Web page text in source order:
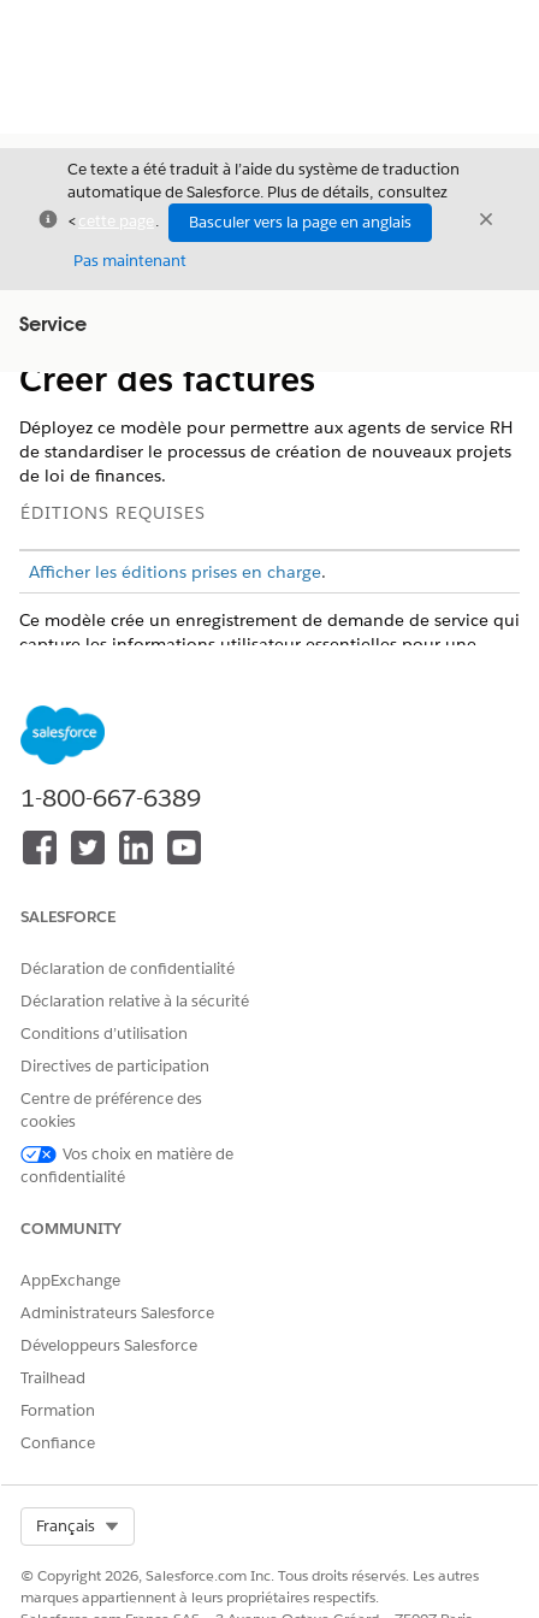
Fermer
Ce texte a été traduit à l’aide du système de traduction
automatique de Salesforce. Plus de détails, consultez
<cette page .
Basculer vers la page en anglais
Pas maintenant
Fermer
Service
Créer des factures
Déployez ce modèle pour permettre aux agents de service RH
de standardiser le processus de création de nouveaux projets
de loi de finances.
ÉDITIONS REQUISES
Afficher les éditions prises en charge.
Ce modèle crée un enregistrement de demande de service qui
capture les informations utilisateur essentielles pour une
Attributs d'admission
suivants de l'employé : ID d'objectif, Origine de la requête,
Objet.
Ce modèle inclut une intégration préconfigurée via le
des données financières. Les parcours d'approbation
personnalisés ou les règles d'acheminement peuvent être
Dites-nous ce que nous pouvons améliorer !
1-800-667-6389
SALESFORCE
Déclaration de confidentialité
Déclaration relative à la sécurité
Conditions d’utilisation
Directives de participation
Centre de préférence des
cookies
Vos choix en matière de
confidentialité
COMMUNITY
AppExchange
Administrateurs Salesforce
Développeurs Salesforce
Trailhead
Formation
Confiance
Français
© Copyright 2026, Salesforce.com Inc. Tous droits réservés. Les autres
marques appartiennent à leurs propriétaires respectifs.